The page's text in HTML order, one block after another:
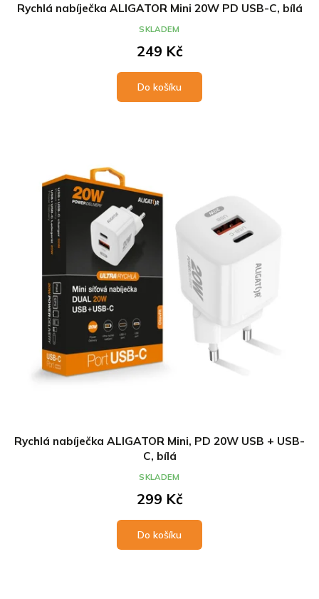
Rychlá nabíječka ALIGATOR Mini 20W PD USB-C, bílá
249 Kč
Do košíku
SKLADEM
Rychlá nabíječka ALIGATOR Mini, PD 20W USB + USB-
C, bílá
299 Kč
Do košíku
SKLADEM